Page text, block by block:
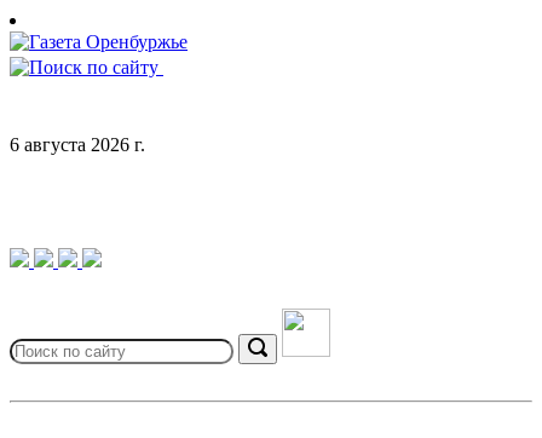
Skip
to
content
6 августа 2026 г.
for:
Search